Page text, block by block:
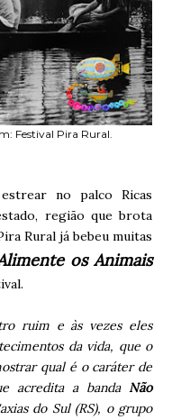
Festival Pira Rural.
no palco Ricas
região que brota
Rural já bebeu muitas
os Animais
ruim e às vezes eles
da vida, que o
qual é o caráter de
acredita a banda Não
do Sul (RS), o grupo